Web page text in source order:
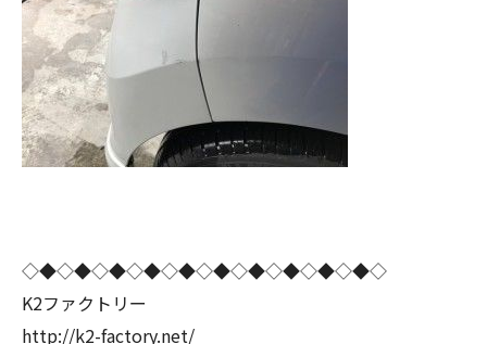
◇◆◇◆◇◆◇◆◇◆◇◆◇◆◇◆◇◆◇◆◇
K2ファクトリー
http://k2-factory.net/